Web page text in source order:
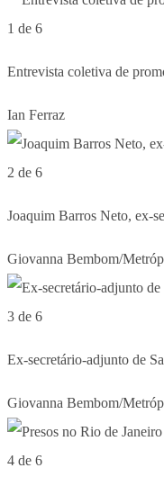
1 de 6
Entrevista coletiva de
Ian Ferraz
2 de 6
Joaquim Barros Neto, ex-
Giovanna Bembom/
3 de 6
Ex-secretário-adjunto de
Giovanna Bembom/
4 de 6